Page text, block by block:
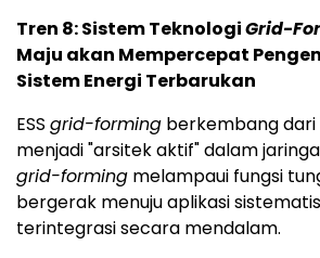
Tren 8: Sistem TeknologiGrid-
Maju akan Mempercepat
Sistem Energi Terbarukan
ESS grid-forming berkembang dari
menjadi "arsitek aktif" dalam
grid-forming melampaui fungsi
bergerak menuju aplikasi
terintegrasi secara mendalam.